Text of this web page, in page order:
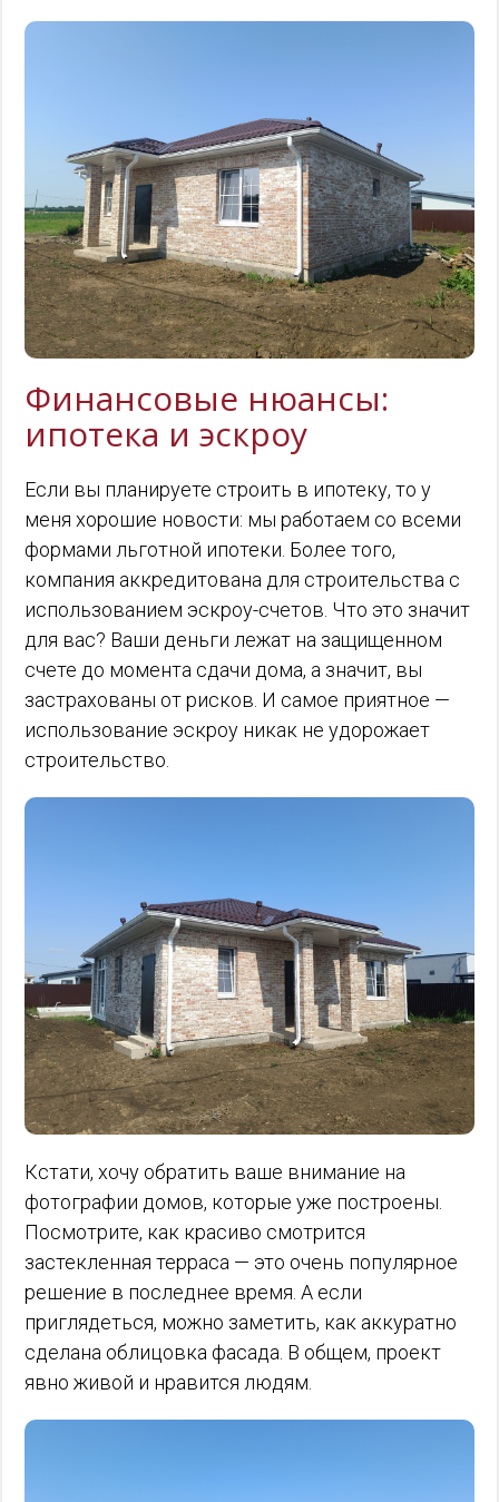
Финансовые нюансы:
ипотека и эскроу
Если вы планируете строить в ипотеку, то у
меня хорошие новости: мы работаем со всеми
формами льготной ипотеки. Более того,
компания аккредитована для строительства с
использованием эскроу-счетов. Что это значит
для вас? Ваши деньги лежат на защищенном
счете до момента сдачи дома, а значит, вы
застрахованы от рисков. И самое приятное —
использование эскроу никак не удорожает
строительство.
Кстати, хочу обратить ваше внимание на
фотографии домов, которые уже построены.
Посмотрите, как красиво смотрится
застекленная терраса — это очень популярное
решение в последнее время. А если
приглядеться, можно заметить, как аккуратно
сделана облицовка фасада. В общем, проект
явно живой и нравится людям.